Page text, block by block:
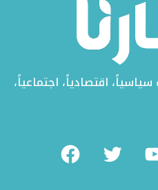
اقتصادياً، اجتماعياً،
Facebook